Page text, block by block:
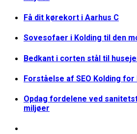
Få dit kørekort i Aarhus C
Sovesofaer i Kolding til den
Bedkant i corten stål til
Forståelse af SEO Kolding
Opdag fordelene ved
miljøer